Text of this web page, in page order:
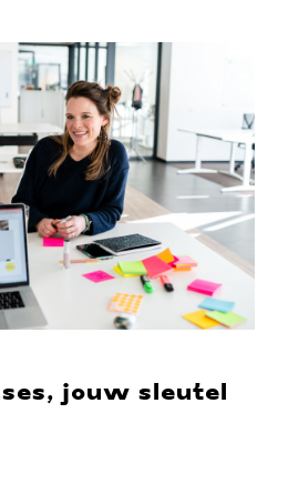
jouw sleutel